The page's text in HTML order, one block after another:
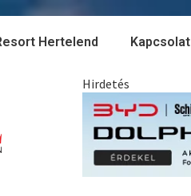
Hertelend Kapcsolat
Hirdetés